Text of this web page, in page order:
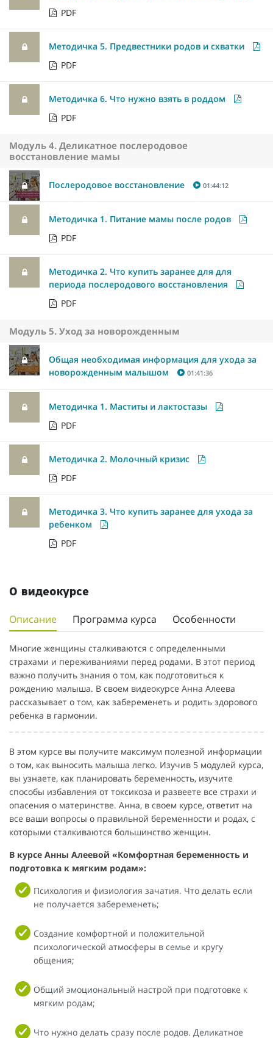
PDF
Методичка 5. Предвестники родов и схватки
PDF
Методичка 6. Что нужно взять в роддом
PDF
Модуль 4. Деликатное послеродовое
восстановление мамы
Послеродовое восстановление 01:44:12
Методичка 1. Питание мамы после родов
PDF
Методичка 2. Что купить заранее для для
периода послеродового восстановления
PDF
Модуль 5. Уход за новорожденным
Общая необходимая информация для ухода за
новорожденным малышом
01:41:36
Методичка 1. Маститы и лактостазы
PDF
Методичка 2. Молочный кризис
PDF
Методичка 3. Что купить заранее для ухода за
ребенком
PDF
О видеокурсе
Описание Программа курса Особенности
Многие женщины сталкиваются с определенными
страхами и переживаниями перед родами. В этот период
важно получить знания о том, как подготовиться к
рождению малыша. В своем видеокурсе Анна Алеева
рассказывает о том, как забеременеть и родить здорового
ребенка в гармонии.
В этом курсе вы получите максимум полезной информации
о том, как выносить малыша легко. Изучив 5 модулей курса,
вы узнаете, как планировать беременность, изучите
способы избавления от токсикоза и развеете все страхи и
опасения о материнстве. Анна, в своем курсе, ответит на
все ваши вопросы о правильной беременности и родах, с
которыми сталкиваются большинство женщин.
В курсе Анны Алеевой «Комфортная беременность и
подготовка к мягким родам»:
Психология и физиология зачатия. Что делать если
не получается забеременеть;
Создание комфортной и положительной
психологической атмосферы в семье и кругу
общения;
Общий эмоциональный настрой при подготовке к
мягким родам;
Что нужно делать сразу после родов. Деликатное